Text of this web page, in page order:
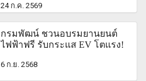
24 ก.ค. 2569
กรมพัฒน์ ชวนอบรมยานยนต์
ไฟฟ้าฟรี รับกระแส EV โตแรง!
6 ก.ย. 2568